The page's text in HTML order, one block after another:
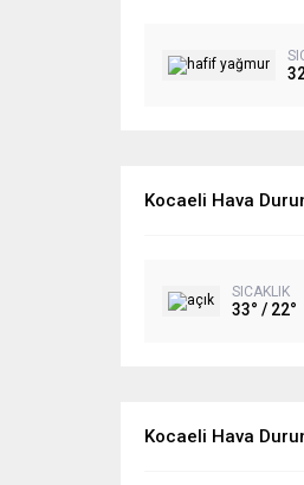
Kocaeli Hava
SICAKLIK
33° / 22°
Kocaeli Hava